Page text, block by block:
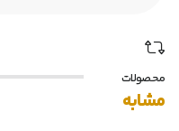
محصولات
مشابه